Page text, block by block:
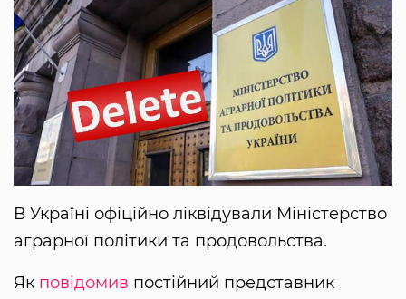
В Україні офіційно ліквідували Міністерство
аграрної політики та продовольства.
Як повідомив постійний представник